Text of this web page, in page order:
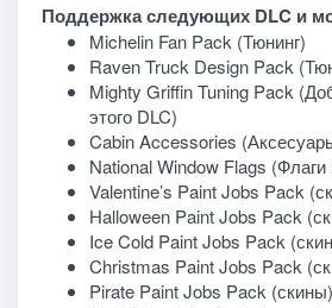
Поддержка следующих DLC и
Michelin Fan Pack (Тюнинг)
Raven Truck Design Pack
Mighty Griffin Tuning Pack
этого DLC)
Cabin Accessories
National Window Flags (Флаги
Valentine’s Paint Jobs Pack
Halloween Paint Jobs Pack
Ice Cold Paint Jobs Pack
Christmas Paint Jobs Pack
Pirate Paint Jobs Pack (скины)